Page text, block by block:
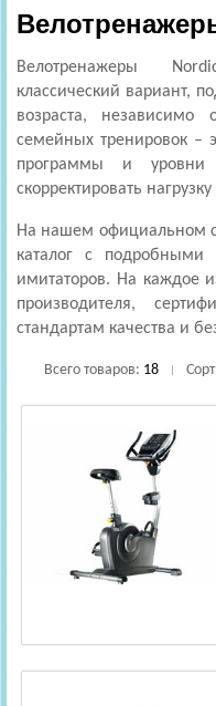
Велотренажеры
классический вариант,
возраста, независимо
семейных тренировок –
программы и уровни
скорректировать
На нашем официальном
каталог с подробными
имитаторов. На каждое
производителя,
стандартам качества и
Всего товаров: 18